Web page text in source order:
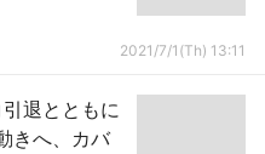
2021/7/1(Th) 13:11
退とともに
きへ、カバ